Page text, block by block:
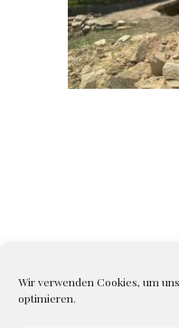
Wir verwenden Cookies, um
optimieren.